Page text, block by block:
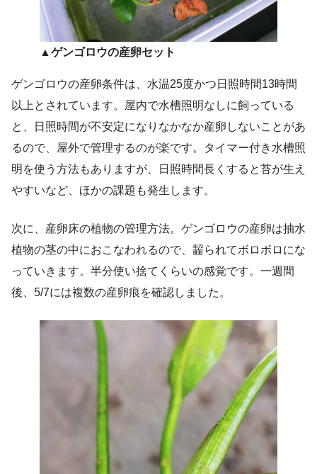
▲ゲンゴロウの産卵セット
ゲンゴロウの産卵条件は、水温25度かつ日照時間13時間
以上とされています。屋内で水槽照明なしに飼っている
と、日照時間が不安定になりなかなか産卵しないことがあ
るので、屋外で管理するのが楽です。タイマー付き水槽照
明を使う方法もありますが、日照時間長くすると苔が生え
やすいなど、ほかの課題も発生します。
次に、産卵床の植物の管理方法。ゲンゴロウの産卵は抽水
植物の茎の中におこなわれるので、齧られてボロボロにな
っていきます。半分使い捨てくらいの感覚です。一週間
後、5/7には複数の産卵痕を確認しました。